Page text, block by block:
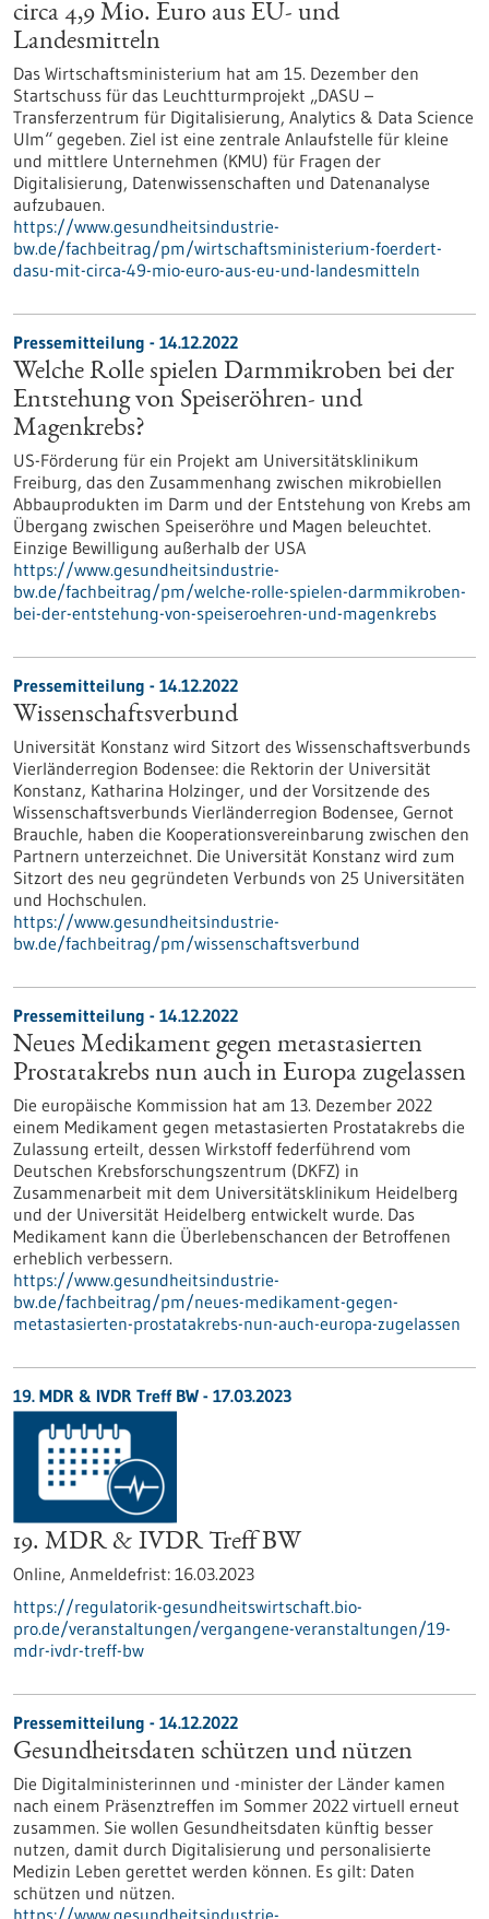
circa 4,9 Mio. Euro aus EU- und
Landesmitteln
Das Wirtschaftsministerium hat am 15. Dezember den
Startschuss für das Leuchtturmprojekt „DASU –
Transferzentrum für Digitalisierung, Analytics & Data Science
Ulm“ gegeben. Ziel ist eine zentrale Anlaufstelle für kleine
und mittlere Unternehmen (KMU) für Fragen der
Digitalisierung, Datenwissenschaften und Datenanalyse
aufzubauen.
https://www.gesundheitsindustrie-
bw.de/fachbeitrag/pm/wirtschaftsministerium-foerdert-
dasu-mit-circa-49-mio-euro-aus-eu-und-landesmitteln
Pressemitteilung - 14.12.2022
Welche Rolle spielen Darmmikroben bei der
Entstehung von Speiseröhren- und
Magenkrebs?
US-Förderung für ein Projekt am Universitätsklinikum
Freiburg, das den Zusammenhang zwischen mikrobiellen
Abbauprodukten im Darm und der Entstehung von Krebs am
Übergang zwischen Speiseröhre und Magen beleuchtet.
Einzige Bewilligung außerhalb der USA
https://www.gesundheitsindustrie-
bw.de/fachbeitrag/pm/welche-rolle-spielen-darmmikroben-
bei-der-entstehung-von-speiseroehren-und-magenkrebs
Pressemitteilung - 14.12.2022
Wissenschaftsverbund
Universität Konstanz wird Sitzort des Wissenschaftsverbunds
Vierländerregion Bodensee: die Rektorin der Universität
Konstanz, Katharina Holzinger, und der Vorsitzende des
Wissenschaftsverbunds Vierländerregion Bodensee, Gernot
Brauchle, haben die Kooperationsvereinbarung zwischen den
Partnern unterzeichnet. Die Universität Konstanz wird zum
Sitzort des neu gegründeten Verbunds von 25 Universitäten
und Hochschulen.
https://www.gesundheitsindustrie-
bw.de/fachbeitrag/pm/wissenschaftsverbund
Pressemitteilung - 14.12.2022
Neues Medikament gegen metastasierten
Prostatakrebs nun auch in Europa zugelassen
Die europäische Kommission hat am 13. Dezember 2022
einem Medikament gegen metastasierten Prostatakrebs die
Zulassung erteilt, dessen Wirkstoff federführend vom
Deutschen Krebsforschungszentrum (DKFZ) in
Zusammenarbeit mit dem Universitätsklinikum Heidelberg
und der Universität Heidelberg entwickelt wurde. Das
Medikament kann die Überlebenschancen der Betroffenen
erheblich verbessern.
https://www.gesundheitsindustrie-
bw.de/fachbeitrag/pm/neues-medikament-gegen-
metastasierten-prostatakrebs-nun-auch-europa-zugelassen
19. MDR & IVDR Treff BW - 17.03.2023
19. MDR & IVDR Treff BW
Online, Anmeldefrist: 16.03.2023
https://regulatorik-gesundheitswirtschaft.bio-
pro.de/veranstaltungen/vergangene-veranstaltungen/19-
mdr-ivdr-treff-bw
Pressemitteilung - 14.12.2022
Gesundheitsdaten schützen und nützen
Die Digitalministerinnen und -minister der Länder kamen
nach einem Präsenztreffen im Sommer 2022 virtuell erneut
zusammen. Sie wollen Gesundheitsdaten künftig besser
nutzen, damit durch Digitalisierung und personalisierte
Medizin Leben gerettet werden können. Es gilt: Daten
schützen und nützen.
https://www.gesundheitsindustrie-